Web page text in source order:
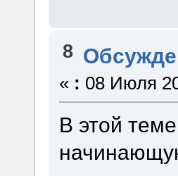
8
« : 08 Июля
В этой